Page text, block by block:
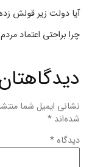
آیا دولت زیر قولش
چرا براحتی اعتماد
نشانی ایمیل شما
شده‌اند *
دیدگاه *